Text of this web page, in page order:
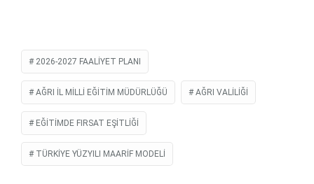
2026-2027 FAALIYET PLANI
AĞRI İL MILLI EĞITIM MÜDÜRLÜĞÜ AĞRI VALILIĞI
EĞITIMDE FIRSAT EŞITLIĞI
TÜRKIYE YÜZYILI MAARIF MODELI